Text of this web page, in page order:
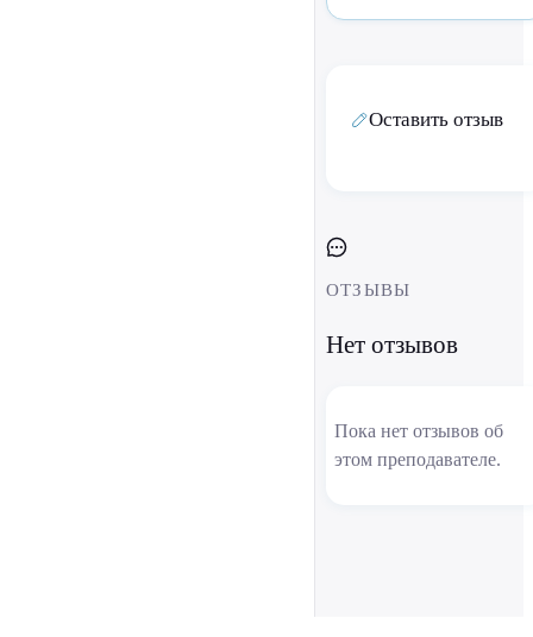
Оставить отзыв
ОТЗЫВЫ
Нет отзывов
Пока нет отзывов об
этом преподавателе.